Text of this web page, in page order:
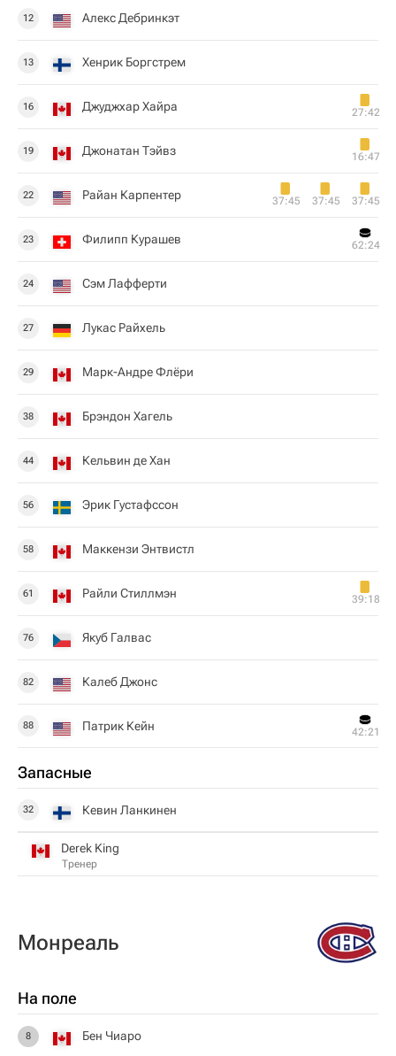
12 Алекс Дебринкэт
13 Хенрик Боргстрем
16 Джуджхар Хайра 27:42
19 Джонатан Тэйвз 16:47
22 Райан Карпентер 37:45 37:45 37:45
23 Филипп Курашев 62:24
24 Сэм Лафферти
27 Лукас Райхель
29 Марк-Андре Флёри
38 Брэндон Хагель
44 Кельвин де Хан
56 Эрик Густафссон
58 Маккензи Энтвистл
61 Райли Стиллмэн 39:18
76 Якуб Галвас
82 Калеб Джонс
88 Патрик Кейн 42:21
Запасные
32 Кевин Ланкинен
Derek King
Тренер
Монреаль
На поле
8 Бен Чиаро